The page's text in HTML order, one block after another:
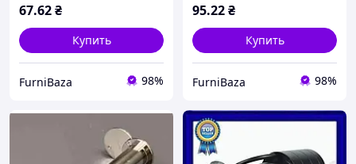
металлических дверей
67.62₴
Купить
FurniBaza 98%
95.22₴
Купить
FurniBaza 98%